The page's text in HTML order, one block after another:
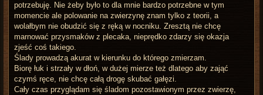
potrzebuję. Nie żeby było to dla mnie bardzo potrzebne w tym
momencie ale polowanie na zwierzynę znam tylko z teorii, a
wolałbym nie obudzić się z ręką w nocniku. Zresztą nie chcę
marnować przysmaków z plecaka, nieprędko zdarzy się okazja
zjeść coś takiego.
Ślady prowadzą akurat w kierunku do którego zmierzam.
Biorę łuk i strzały w dłoń, w dużej mierze też dlatego aby zająć
czymś ręce, nie chcę całą drogę skubać gałęzi.
Cały czas przyglądam się śladom pozostawionym przez zwierzę,